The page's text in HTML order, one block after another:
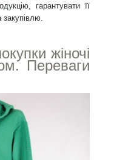
гарантувати її
закупівлю.
жіночі
Переваги